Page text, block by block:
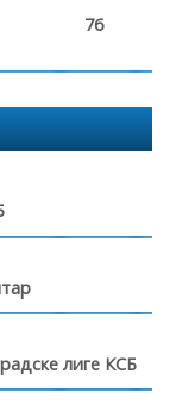
76
лиге КСБ